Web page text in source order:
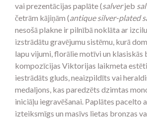
vai prezentācijas paplāte (salverjeb
četrām kājiņām (antique silver-plated
nesošā plakne ir pilnībā noklāta ar
izstrādātu gravējumu sistēmu, kurā
lapu vijumi, florālie motīvi un klasiskās
kompozīcijas Viktorijas laikmeta
iestrādāts gluds, neaizpildīts vai
medaljons, kas paredzēts dzimtas
iniciāļu iegravēšanai. Paplātes pacelto
izteiksmīgs un masīvs lietas bronzas